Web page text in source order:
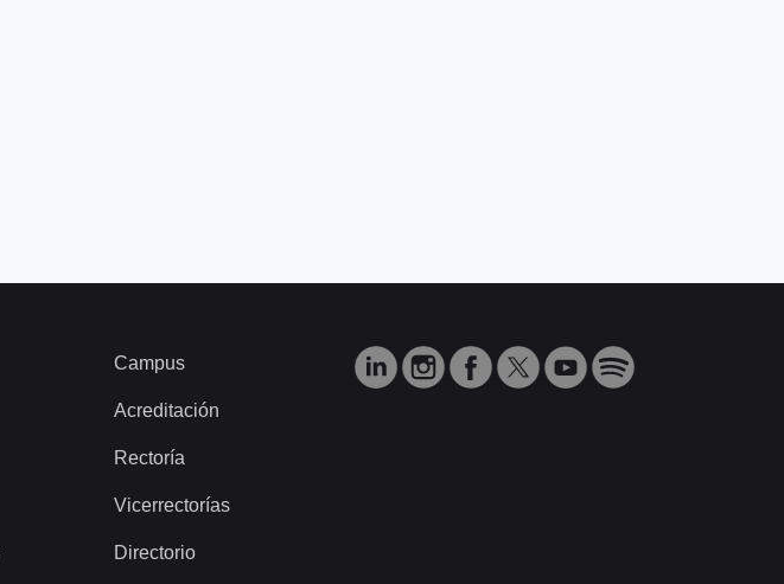
Campus
Acreditación
Rectoría
Vicerrectorías
Directorio